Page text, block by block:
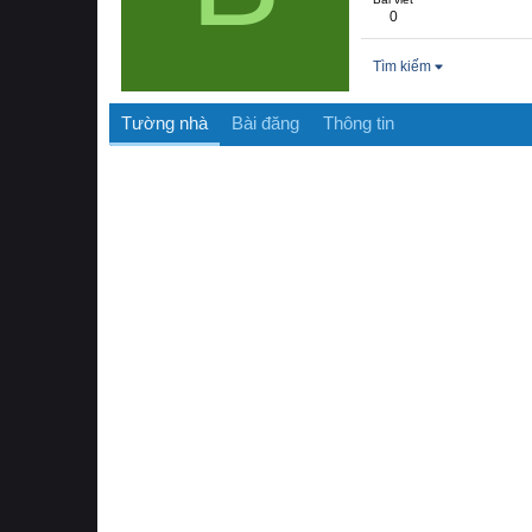
0
Tìm kiếm
Tường nhà Bài đăng Thông tin